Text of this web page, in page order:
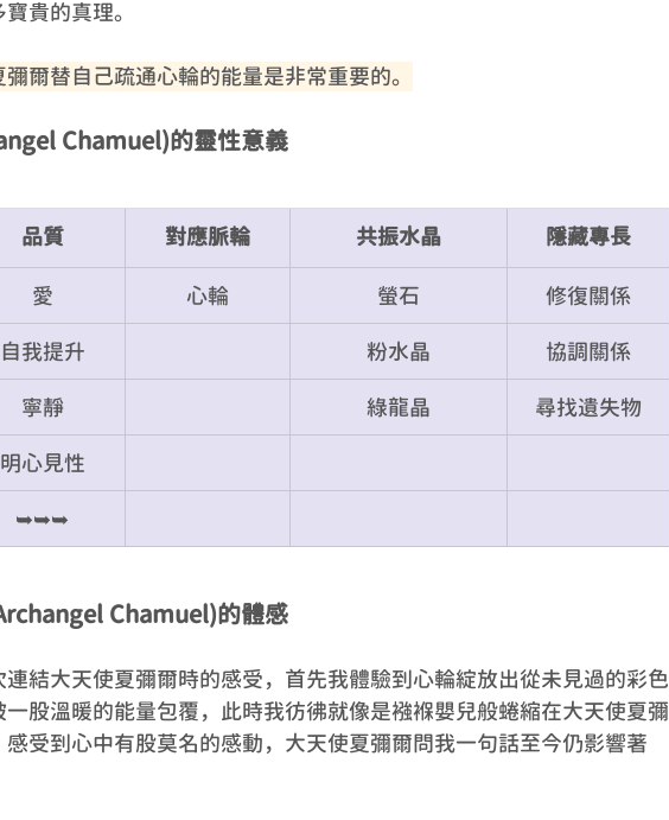
貴的真理。
爾替自己疏通心輪的能量是非常重要的。
Chamuel)的靈性意義
品質 對應脈輪 共振水晶
隱藏專長
愛 心輪 螢石
修復關係
自我提升 粉水晶
協調關係
寧靜
綠龍晶
尋找遺失物
明心見性
➥➥➥
Chamuel)的體感
結大天使夏彌爾時的感受，首先我體驗到心輪綻放出從未見過的彩色
股溫暖的能量包覆，此時我彷彿就像是襁褓嬰兒般蜷縮在大天使夏彌
受到心中有股莫名的感動，大天使夏彌爾問我一句話至今仍影響著